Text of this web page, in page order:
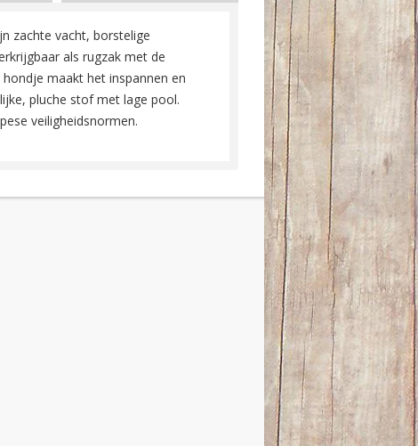
zachte vacht, borstelige
als rugzak met de
maakt het inspannen en
pluche stof met lage pool.
veiligheidsnormen.